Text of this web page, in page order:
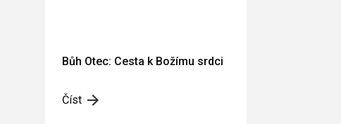
Bůh Otec: Cesta k Božímu srdci
Číst